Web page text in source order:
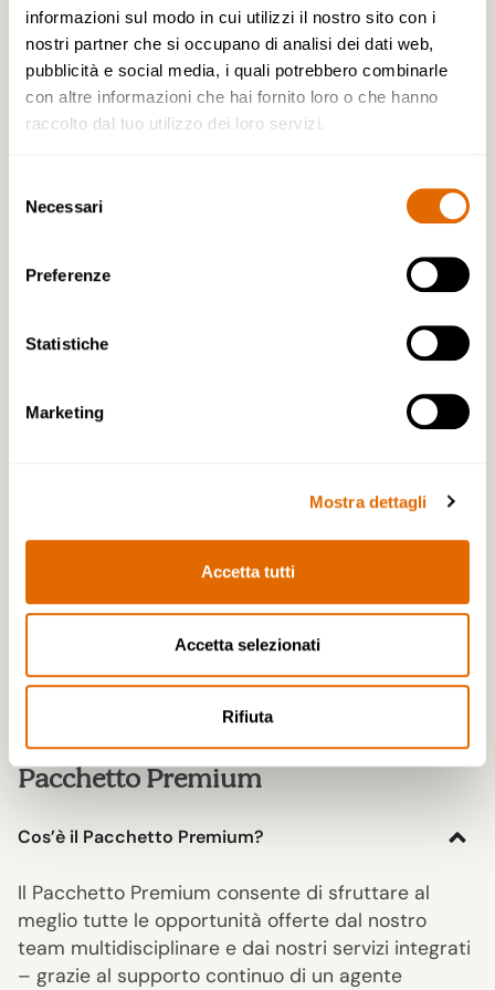
informazioni sul modo in cui utilizzi il nostro sito con i
nostri partner che si occupano di analisi dei dati web,
pubblicità e social media, i quali potrebbero combinarle
con altre informazioni che hai fornito loro o che hanno
raccolto dal tuo utilizzo dei loro servizi.
delNecessari
Preferenze
Statistiche
Marketing
Mostra dettagli
Accetta tutti
Accetta selezionati
Rifiuta
Cos’è il Pacchetto Basic e a chi si rivolge?
Il Pacchetto Basic rappresenta la soluzione ideale
professionale. È pensato per chi ha già esperienza
di compravendita immobiliare o per chi preferisce
mantenere il pieno controllo delle visite e delle
trattative, con la certezza di avere alle spalle una
documentale e burocratica.
Quali servizi vengono offerti con il Pacchetto
Come posso attivare il Pacchetto Basic?
È previsto un supporto parziale anche con la
modalità Basic?
È possibile passare a un pacchetto più avanzato
Pacchetto Premium
Cos’è il Pacchetto Premium?
Il Pacchetto Premium consente di sfruttare al
meglio tutte le opportunità offerte dal nostro
team multidisciplinare e dai nostri servizi integrati
– grazie al supporto continuo di un agente